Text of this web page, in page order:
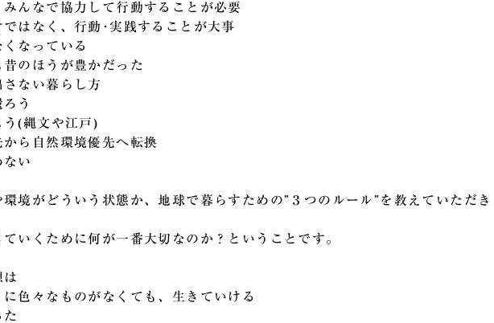
みんなで協力して行動することが必要
ではなく、行動･実践することが大事
くなっている
昔のほうが豊かだった
さない暮らし方
う
う(縄文や江戸)
から自然環境優先へ転換
ない
境がどういう状態か、 地球で暮らすための”３つのルール”を教えていただき
ていくために何が一番大切なのか？ということです。
は
に色々なものがなくても、生きていける
た